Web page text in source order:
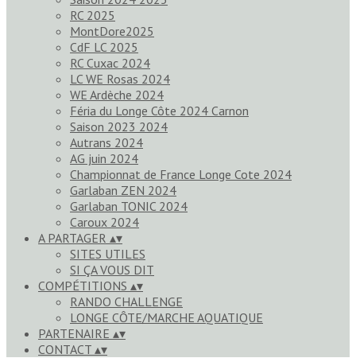
RC 2025
MontDore2025
CdF LC 2025
RC Cuxac 2024
LC WE Rosas 2024
WE Ardèche 2024
Féria du Longe Côte 2024 Carnon
Saison 2023 2024
Autrans 2024
AG juin 2024
Championnat de France Longe Cote 2024
Garlaban ZEN 2024
Garlaban TONIC 2024
Caroux 2024
A PARTAGER ▴▾
SITES UTILES
SI ÇA VOUS DIT
COMPÉTITIONS ▴▾
RANDO CHALLENGE
LONGE CÔTE/MARCHE AQUATIQUE
PARTENAIRE ▴▾
CONTACT ▴▾